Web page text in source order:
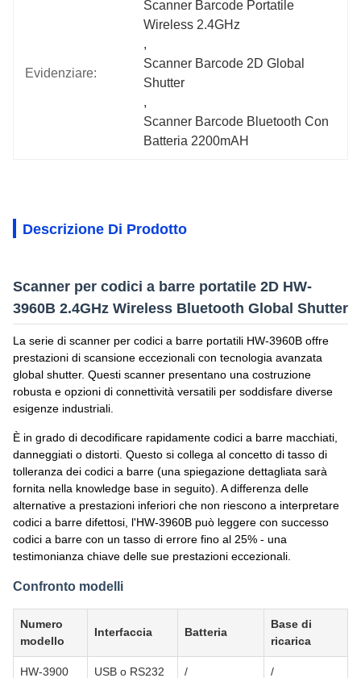
Evidenziare:
Scanner Barcode Portatile
Wireless 2.4GHz
,
Scanner Barcode 2D Global
Shutter
,
Scanner Barcode Bluetooth Con
Batteria 2200mAH
Descrizione Di Prodotto
Scanner per codici a barre portatile 2D HW-
3960B 2.4GHz Wireless Bluetooth Global Shutter
La serie di scanner per codici a barre portatili HW-3960B offre
prestazioni di scansione eccezionali con tecnologia avanzata
global shutter. Questi scanner presentano una costruzione
robusta e opzioni di connettività versatili per soddisfare diverse
esigenze industriali.
È in grado di decodificare rapidamente codici a barre macchiati,
danneggiati o distorti. Questo si collega al concetto di tasso di
tolleranza dei codici a barre (una spiegazione dettagliata sarà
fornita nella knowledge base in seguito). A differenza delle
alternative a prestazioni inferiori che non riescono a interpretare
codici a barre difettosi, l'HW-3960B può leggere con successo
codici a barre con un tasso di errore fino al 25% - una
testimonianza chiave delle sue prestazioni eccezionali.
Confronto modelli
Numero
modello
Interfaccia Batteria
Base di
ricarica
HW-3900 USB o RS232 / /